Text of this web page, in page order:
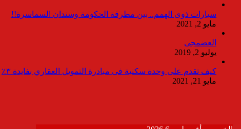
سيارات ذوى الهمم.. بين مطرقة الحكومة وسندان السماسرة!!
مايو 2, 2021
العضمجى
يوليو 2, 2019
كيف تقدم على وحدة سكنية فى مبادرة التمويل العقاري بفايدة ٣٪
مايو 21, 2021